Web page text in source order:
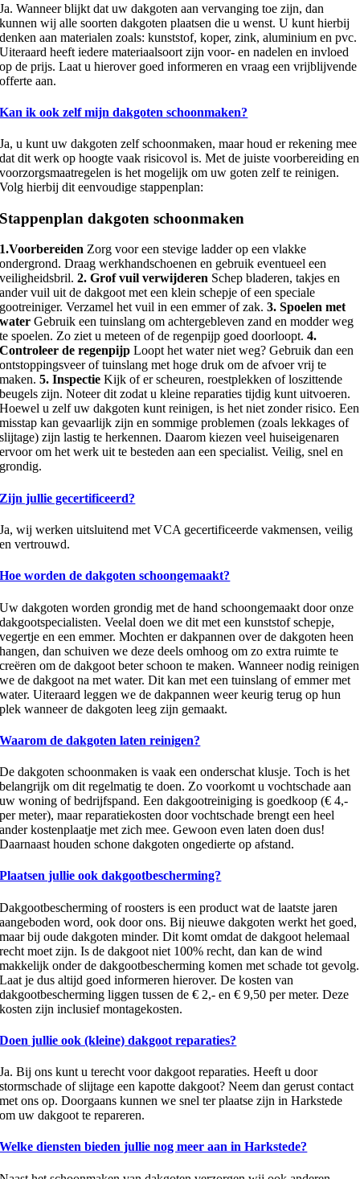
Ja. Wanneer blijkt dat uw dakgoten aan vervanging toe zijn, dan
kunnen wij alle soorten dakgoten plaatsen die u wenst. U kunt hierbij
denken aan materialen zoals: kunststof, koper, zink, aluminium en pvc.
Uiteraard heeft iedere materiaalsoort zijn voor- en nadelen en invloed
op de prijs. Laat u hierover goed informeren en vraag een vrijblijvende
offerte aan.
Kan ik ook zelf mijn dakgoten schoonmaken?
Ja, u kunt uw dakgoten zelf schoonmaken, maar houd er rekening mee
dat dit werk op hoogte vaak risicovol is. Met de juiste voorbereiding en
voorzorgsmaatregelen is het mogelijk om uw goten zelf te reinigen.
Volg hierbij dit eenvoudige stappenplan:
Stappenplan dakgoten schoonmaken
1.Voorbereiden Zorg voor een stevige ladder op een vlakke
ondergrond. Draag werkhandschoenen en gebruik eventueel een
veiligheidsbril.2. Grof vuil verwijderen Schep bladeren, takjes en
ander vuil uit de dakgoot met een klein schepje of een speciale
gootreiniger. Verzamel het vuil in een emmer of zak.3. Spoelen met
water Gebruik een tuinslang om achtergebleven zand en modder weg
te spoelen. Zo ziet u meteen of de regenpijp goed doorloopt.4.
Controleer de regenpijp Loopt het water niet weg? Gebruik dan een
ontstoppingsveer of tuinslang met hoge druk om de afvoer vrij te
maken.5. Inspectie Kijk of er scheuren, roestplekken of loszittende
beugels zijn. Noteer dit zodat u kleine reparaties tijdig kunt uitvoeren.
Hoewel u zelf uw dakgoten kunt reinigen, is het niet zonder risico. Een
misstap kan gevaarlijk zijn en sommige problemen (zoals lekkages of
slijtage) zijn lastig te herkennen. Daarom kiezen veel huiseigenaren
ervoor om het werk uit te besteden aan een specialist. Veilig, snel en
grondig.
Zijn jullie gecertificeerd?
Ja, wij werken uitsluitend met VCA gecertificeerde vakmensen, veilig
en vertrouwd.
Hoe worden de dakgoten schoongemaakt?
Uw dakgoten worden grondig met de hand schoongemaakt door onze
dakgootspecialisten. Veelal doen we dit met een kunststof schepje,
vegertje en een emmer. Mochten er dakpannen over de dakgoten heen
hangen, dan schuiven we deze deels omhoog om zo extra ruimte te
creëren om de dakgoot beter schoon te maken. Wanneer nodig reinigen
we de dakgoot na met water. Dit kan met een tuinslang of emmer met
water. Uiteraard leggen we de dakpannen weer keurig terug op hun
plek wanneer de dakgoten leeg zijn gemaakt.
Waarom de dakgoten laten reinigen?
De dakgoten schoonmaken is vaak een onderschat klusje. Toch is het
belangrijk om dit regelmatig te doen. Zo voorkomt u vochtschade aan
uw woning of bedrijfspand. Een dakgootreiniging is goedkoop (€ 4,-
per meter), maar reparatiekosten door vochtschade brengt een heel
ander kostenplaatje met zich mee. Gewoon even laten doen dus!
Daarnaast houden schone dakgoten ongedierte op afstand.
Plaatsen jullie ook dakgootbescherming?
Dakgootbescherming of roosters is een product wat de laatste jaren
aangeboden word, ook door ons. Bij nieuwe dakgoten werkt het goed,
maar bij oude dakgoten minder. Dit komt omdat de dakgoot helemaal
recht moet zijn. Is de dakgoot niet 100% recht, dan kan de wind
makkelijk onder de dakgootbescherming komen met schade tot gevolg.
Laat je dus altijd goed informeren hierover. De kosten van
dakgootbescherming liggen tussen de € 2,- en € 9,50 per meter. Deze
kosten zijn inclusief montagekosten.
Doen jullie ook (kleine) dakgoot reparaties?
Ja. Bij ons kunt u terecht voor dakgoot reparaties. Heeft u door
stormschade of slijtage een kapotte dakgoot? Neem dan gerust contact
met ons op. Doorgaans kunnen we snel ter plaatse zijn in Harkstede
om uw dakgoot te repareren.
Welke diensten bieden jullie nog meer aan in Harkstede?